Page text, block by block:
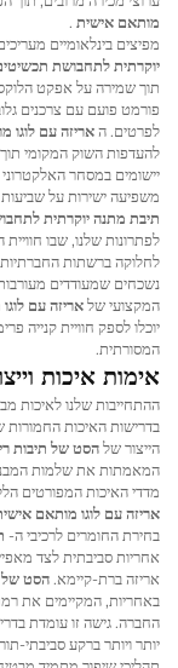
מותאם אישית .
מפיצים בינלאומיים
יוקרתית לתחבושת
תוך שמירה על אפקט
פורמט פועם עם צרכנים
לפרטים. האריזה עם לוגו
להעדפות השוק המקומי
יישומים במסחר
משפיעה ישירות על
תיבת מתנה יוקרתית
לפתרונות שלנו, שבו
לחלוקה ברשתות
נשכחים שמעודדים
המקצועי שלאריזה עם
יוכלו לספק חוויית קנייה
המסורתית.
אימות איכות
ההתחייבות שלנו לאיכות
בדרישות האיכות החמורות
הייצור שלהסט של תיבות
המאמתות את שלמות
מדדי האיכות המפורטים
אריזה עם לוגו מותאם
בחירת החומרים לרכיבי ה-
אחריות סביבתית לצד
אריזה ברת-קיימא. הסט של
באחריות, המקיימים את
החברה. גישה זו עומדת
יותר ויותר ברקע סביבתי-